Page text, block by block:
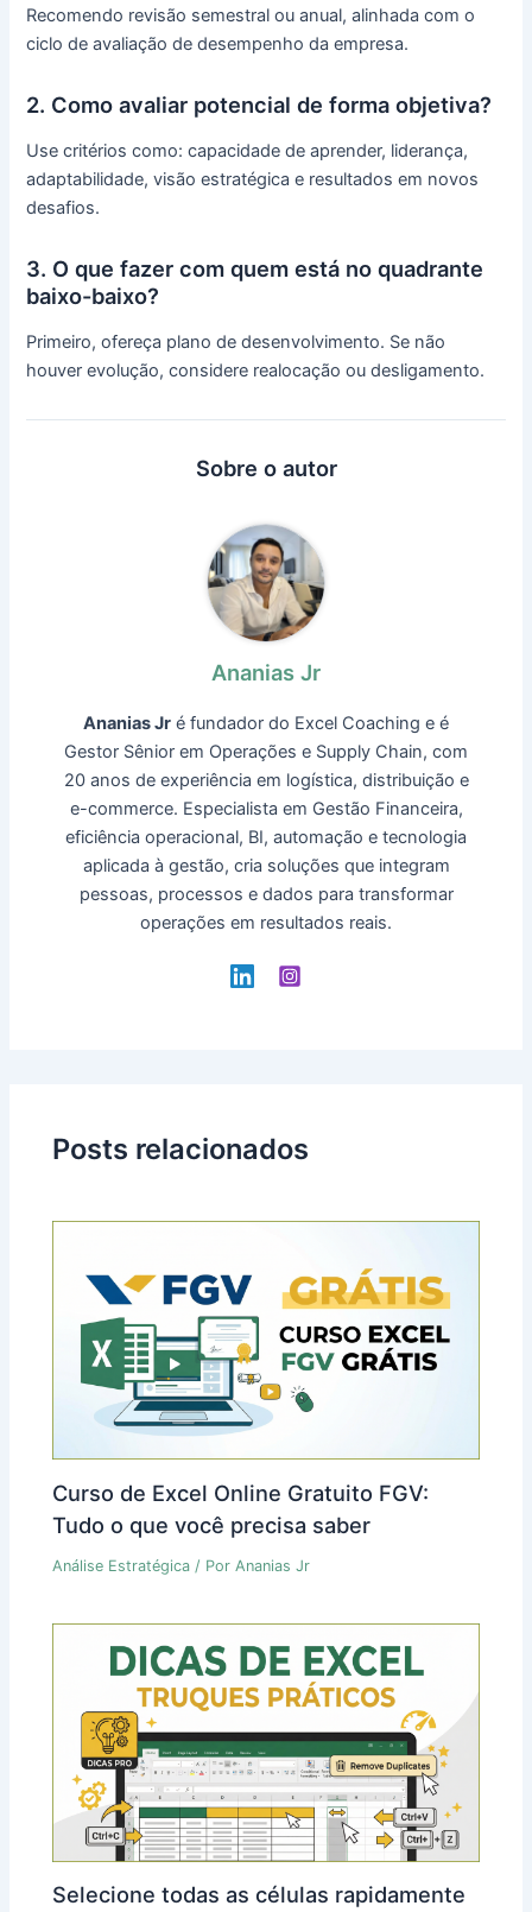
Recomendo revisão semestral ou anual, alinhada com o
ciclo de avaliação de desempenho da empresa.
2. Como avaliar potencial de forma objetiva?
Use critérios como: capacidade de aprender, liderança,
adaptabilidade, visão estratégica e resultados em novos
desafios.
3. O que fazer com quem está no quadrante
baixo-baixo?
Primeiro, ofereça plano de desenvolvimento. Se não
houver evolução, considere realocação ou desligamento.
Sobre o autor
Ananias Jr
Ananias Jr é fundador do Excel Coaching e é
Gestor Sênior em Operações e Supply Chain, com
20 anos de experiência em logística, distribuição e
e-commerce. Especialista em Gestão Financeira,
eficiência operacional, BI, automação e tecnologia
aplicada à gestão, cria soluções que integram
pessoas, processos e dados para transformar
operações em resultados reais.
Posts relacionados
Curso de Excel Online Gratuito FGV:
Tudo o que você precisa saber
Análise Estratégica / PorAnanias Jr
Selecione todas as células rapidamente